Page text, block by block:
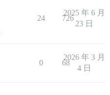
24 726
2025 年 6 月
23 日
0 68
2026 年 3 月
4 日